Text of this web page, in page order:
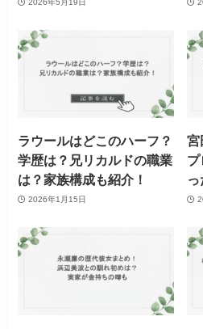
2026年5月19日
ラウールはどこのハーフ？
学歴は？兄リカルドの職業
は？家族構成も紹介！
2026年1月15日
宮
プ